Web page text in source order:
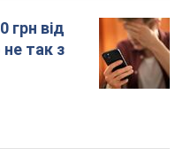
грн від
так з